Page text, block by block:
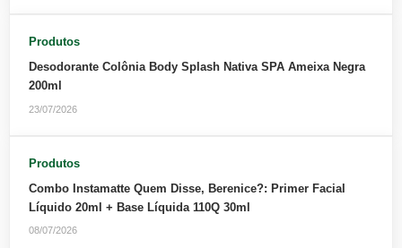
Produtos
Desodorante Colônia Body Splash Nativa SPA Ameixa Negra
200ml
23/07/2026
Produtos
Combo Instamatte Quem Disse, Berenice?: Primer Facial
Líquido 20ml + Base Líquida 110Q 30ml
08/07/2026